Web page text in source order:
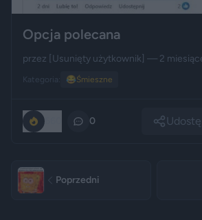
Opcja polecana
przez [Usunięty użytkownik] — 2
Kategoria: 😂Śmieszne
0
Poprzedni